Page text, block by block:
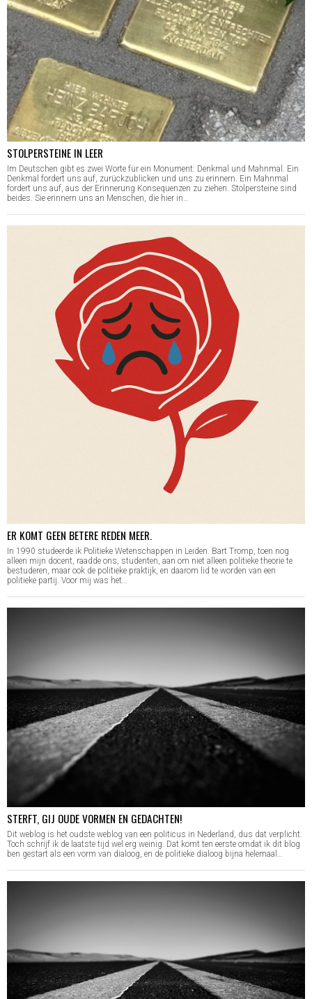
STOLPERSTEINE IN LEER
Im Deutschen gibt es zwei Worte für ein Monument: Denkmal und Mahnmal. Ein
Denkmal fordert uns auf, zurückzublicken und uns zu erinnern. Ein Mahnmal
fordert uns auf, aus der Erinnerung Konsequenzen zu ziehen. Stolpersteine sind
beides. Sie erinnern uns an Menschen, die hier in…
ER KOMT GEEN BETERE REDEN MEER.
In 1990 studeerde ik Politieke Wetenschappen in Leiden. Bart Tromp, toen nog
alleen mijn docent, raadde ons, studenten, aan om niet alleen politieke theorie te
bestuderen, maar ook de politieke praktijk, en daarom lid te worden van een
politieke partij. Voor mij was het…
STERFT, GIJ OUDE VORMEN EN GEDACHTEN!
Dit weblog is het oudste weblog van een politicus in Nederland, dus dat verplicht.
Toch schrijf ik de laatste tijd wel erg weinig. Dat komt ten eerste omdat ik dit blog
ben gestart als een vorm van dialoog, en de politieke dialoog bijna helemaal…